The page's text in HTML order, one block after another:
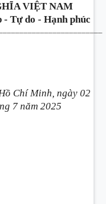
VIỆT NAM
- Tự do - Hạnh phúc
Chí Minh, ngày 02
7 năm 2025